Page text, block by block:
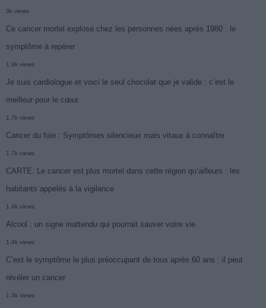
3k views
Ce cancer mortel explose chez les personnes nées après 1980 : le
symptôme à repérer
1.9k views
Je suis cardiologue et voici le seul chocolat que je valide : c’est le
meilleur pour le cœur
1.7k views
Cancer du foie : Symptômes silencieux mais vitaux à connaître
1.7k views
CARTE. Le cancer est plus mortel dans cette région qu’ailleurs : les
habitants appelés à la vigilance
1.4k views
Alcool : un signe inattendu qui pourrait sauver votre vie
1.4k views
C’est le symptôme le plus préoccupant de tous après 60 ans : il peut
révéler un cancer
1.3k views